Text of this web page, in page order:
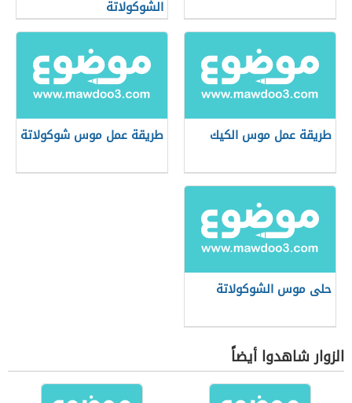
الشوكولاتة
طريقة عمل موس الكيك طريقة عمل موس شوكولاتة
حلى موس الشوكولاتة
الزوار شاهدوا أيضاً